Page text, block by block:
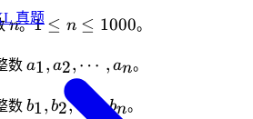
真题
n
n。1 \le
1000
1 ≤ n ≤ 1000。
数 a_1,a_2,
\cdots
,a_n
a1, a2, ⋯ , an。
数 b_1,b_2,
b1, b2,⋯ ,bn。